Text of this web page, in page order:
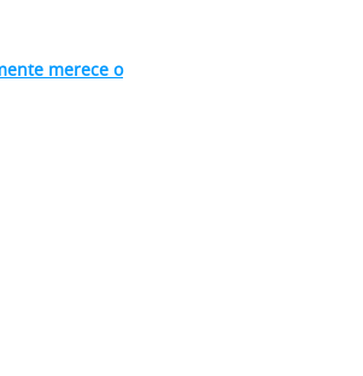
merece o